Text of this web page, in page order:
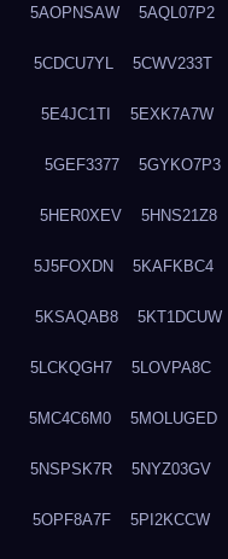
5AOPNSAW 5AQL07P2
5CDCU7YL 5CWV233T
5E4JC1TI 5EXK7A7W
5GEF3377 5GYKO7P3
5HER0XEV 5HNS21Z8
5J5FOXDN 5KAFKBC4
5KSAQAB8 5KT1DCUW
5LCKQGH7 5LOVPA8C
5MC4C6M0 5MOLUGED
5NSPSK7R 5NYZ03GV
5OPF8A7F 5PI2KCCW